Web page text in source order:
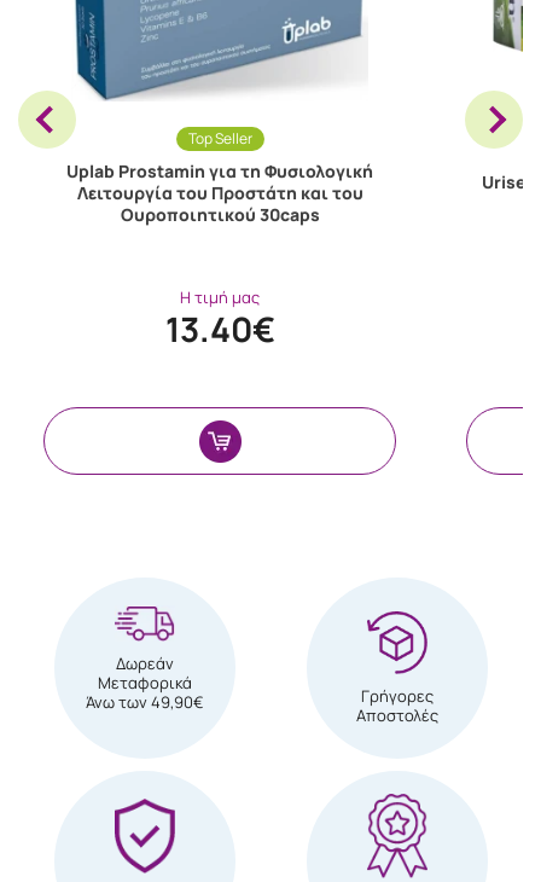
Top Seller
Uplab Prostamin για τη Φυσιολογική
Λειτουργία του Προστάτη και του
Ουροποιητικού 30caps
Η τιμή μας
13.40€
Δωρεάν
Μεταφορικά
Άνω των 49,90€
Γρήγορες
Αποστολές